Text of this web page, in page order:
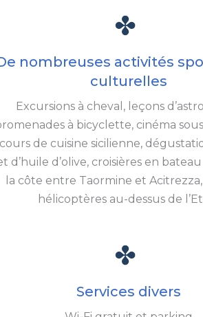
nombreuses activités
culturelles
Excursions à cheval, leçons
à bicyclette, cinéma
cours de cuisine sicilienne,
d’huile d’olive, croisières en
la côte entre Taormine et
hélicoptères au-dessus de
Services divers